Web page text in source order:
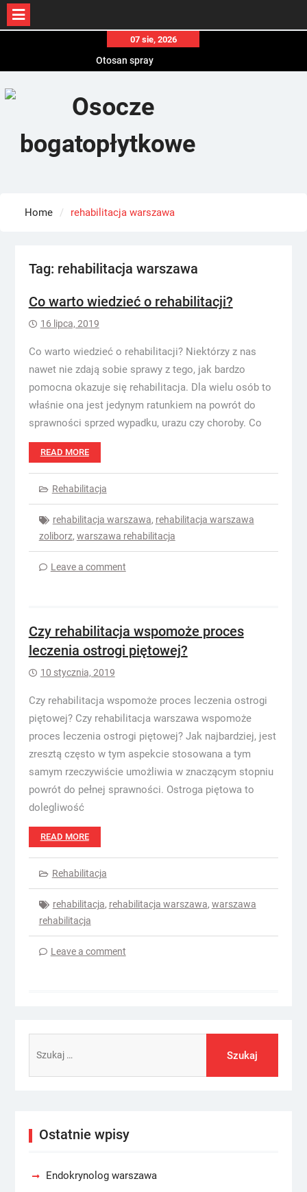
content
07 sie, 2026
Otosan spray
Home rehabilitacja warszawa
Tag: rehabilitacja warszawa
Co warto wiedzieć o rehabilitacji?
16 lipca, 2019
Co warto wiedzieć o rehabilitacji? Niektórzy z nas
nawet nie zdają sobie sprawy z tego, jak bardzo
pomocna okazuje się rehabilitacja. Dla wielu osób to
właśnie ona jest jedynym ratunkiem na powrót do
sprawności sprzed wypadku, urazu czy choroby. Co
READ MORE
Rehabilitacja
rehabilitacja warszawa, rehabilitacja warszawa
zoliborz, warszawa rehabilitacja
Leave a comment
Czy rehabilitacja wspomoże proces
leczenia ostrogi piętowej?
10 stycznia, 2019
Czy rehabilitacja wspomoże proces leczenia ostrogi
piętowej? Czy rehabilitacja warszawa wspomoże
proces leczenia ostrogi piętowej? Jak najbardziej, jest
zresztą często w tym aspekcie stosowana a tym
samym rzeczywiście umożliwia w znaczącym stopniu
powrót do pełnej sprawności. Ostroga piętowa to
dolegliwość
READ MORE
Rehabilitacja
rehabilitacja, rehabilitacja warszawa, warszawa
rehabilitacja
Leave a comment
Ostatnie wpisy
Endokrynolog warszawa